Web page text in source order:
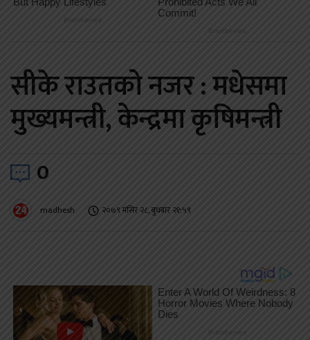
सीके राउतको नजर : मधेसमा
मुख्यमन्त्री, केन्द्रमा कृषिमन्त्री
0
madhesh २०७९ मंसिर २८, बुधबार २१:५९